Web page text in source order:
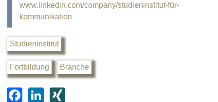
www.linkedin.com/company/studieninstitut-für-
kommunikation
Studieninstitut
Fortbildung Branche
F
Li